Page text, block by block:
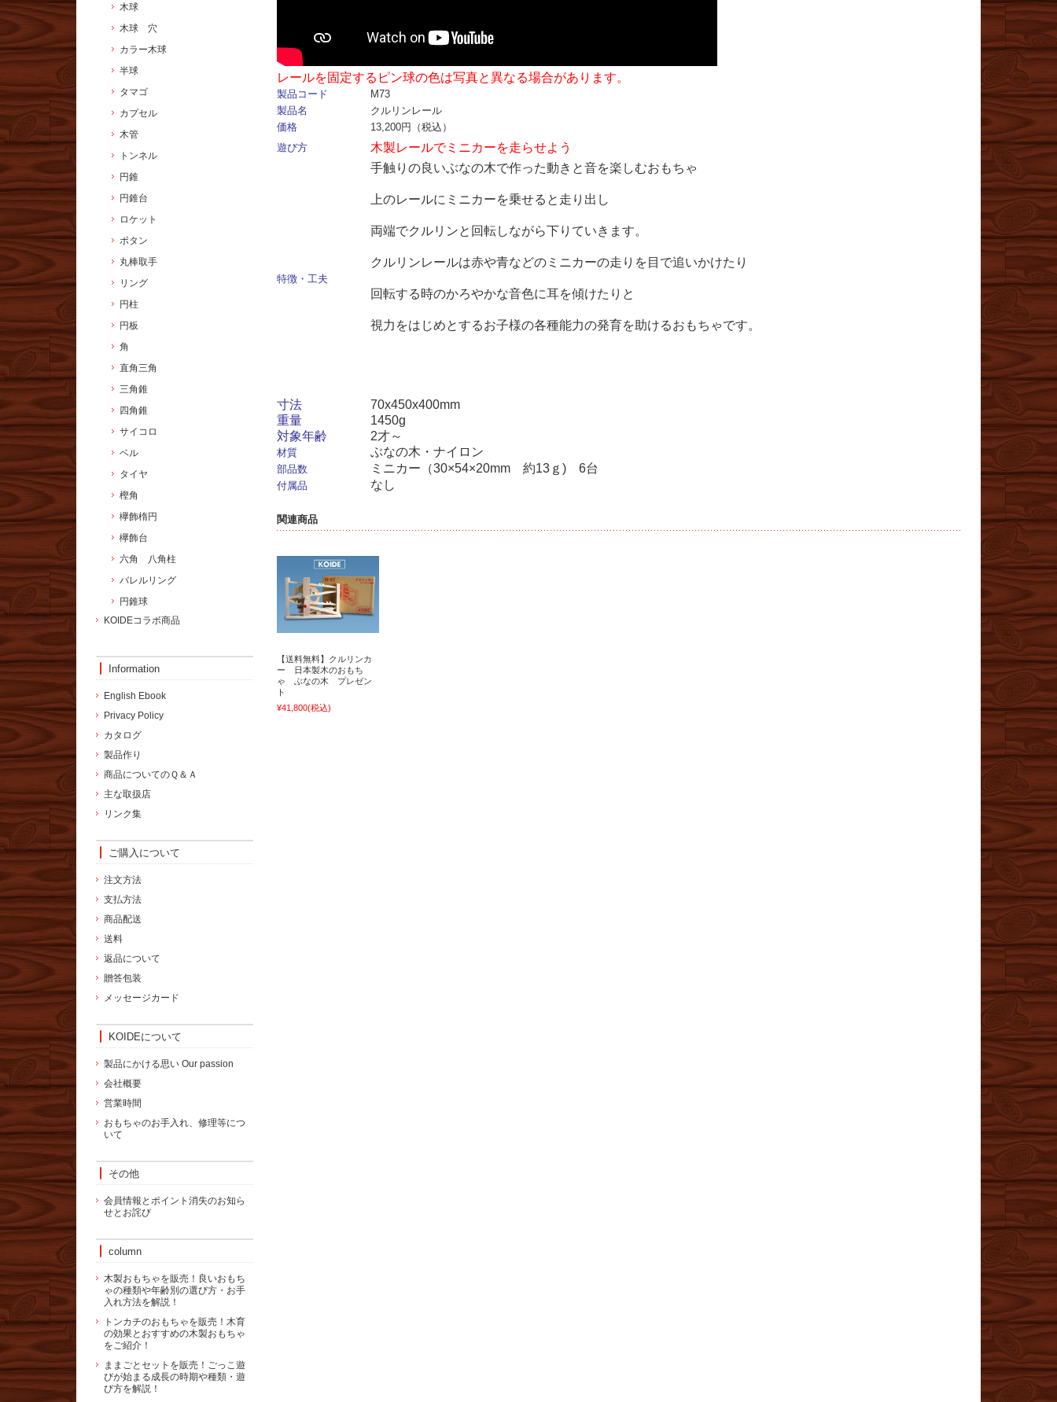
レールを固定するピン球の色は写真と異なる場合があります。
製品コード
M73
製品名
クルリンレール
価格
13,200円（税込）
遊び方
木製レールでミニカーを走らせよう
特徴・工夫
手触りの良いぶなの木で作った動きと音を楽しむおもちゃ
上のレールにミニカーを乗せると走り出し
両端でクルリンと回転しながら下りていきます。
クルリンレールは赤や青などのミニカーの走りを目で追いかけたり
回転する時のかろやかな音色に耳を傾けたりと
視力をはじめとするお子様の各種能力の発育を助けるおもちゃです。
寸法
70x450x400mm
重量
1450g
対象年齢
2才～
材質 ぶなの木・ナイロン
部品数 ミニカー（30×54×20mm 約13ｇ) 6台
付属品 なし
関連商品
【送料無料】クルリンカ
ー 日本製木のおもち
ゃ ぶなの木 プレゼン
ト
¥41,800(税込)
木球
木球 穴
カラー木球
半球
タマゴ
カプセル
木管
トンネル
円錐
円錐台
ロケット
ボタン
丸棒取手
リング
円柱
円板
角
直角三角
三角錐
四角錐
サイコロ
ベル
タイヤ
樫角
欅飾楕円
欅飾台
六角 八角柱
バレルリング
円錐球
KOIDEコラボ商品
Information
English Ebook
Privacy Policy
カタログ
製品作り
商品についてのＱ＆Ａ
主な取扱店
リンク集
ご購入について
注文方法
支払方法
商品配送
送料
返品について
贈答包装
メッセージカード
KOIDEについて
製品にかける思い Our passion
会社概要
営業時間
おもちゃのお手入れ、修理等につ
いて
その他
会員情報とポイント消失のお知ら
せとお詫び
column
木製おもちゃを販売！良いおもち
ゃの種類や年齢別の選び方・お手
入れ方法を解説！
トンカチのおもちゃを販売！木育
の効果とおすすめの木製おもちゃ
をご紹介！
ままごとセットを販売！ごっこ遊
びが始まる成長の時期や種類・遊
び方を解説！